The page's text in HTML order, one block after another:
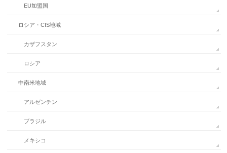
EU加盟国
ロシア・CIS地域
カザフスタン
ロシア
中南米地域
アルゼンチン
ブラジル
メキシコ